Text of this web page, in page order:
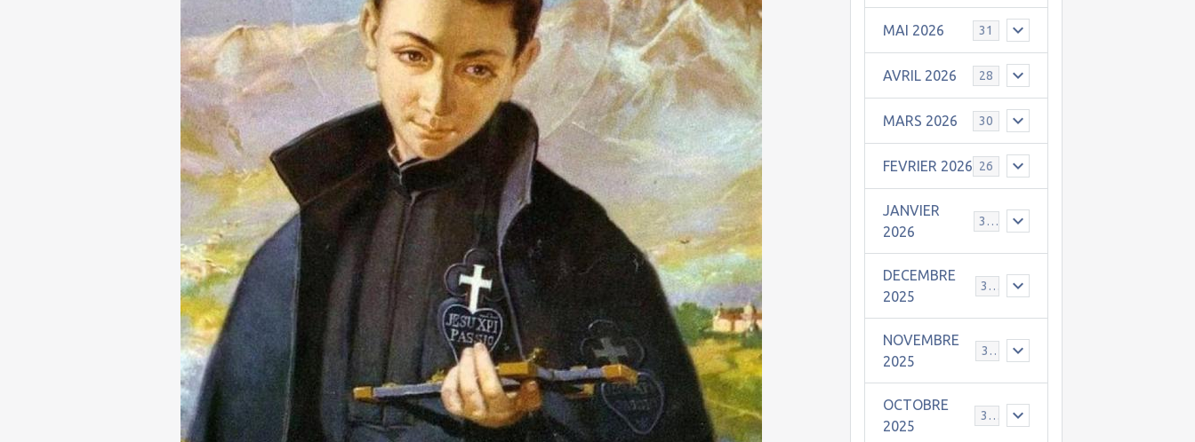
MAI 2026 31
AVRIL 2026 28
MARS 2026 30
FEVRIER 2026 26
JANVIER
2026
31
DECEMBRE
2025
30
NOVEMBRE
2025
30
OCTOBRE
2025
31